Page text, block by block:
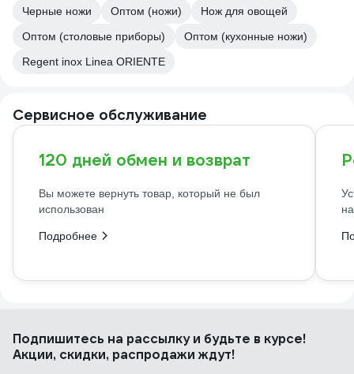
Черные ножи
Оптом (ножи)
Нож для овощей
Оптом (столовые приборы)
Оптом (кухонные ножи)
Regent inox Linea ORIENTE
Сервисное обслуживание
120 дней обмен и возврат
Вы можете вернуть товар, который не был
использован
Подробнее
Подпишитесь на рассылкуи будьте в курсе!
Акции, скидки, распродажи ждут!